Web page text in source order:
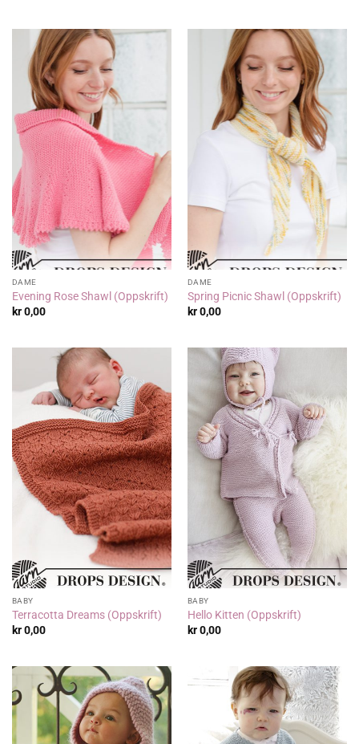
DAME
Evening Rose Shawl (Oppskrift)
kr0,00
DAME
Spring Picnic Shawl (Oppskrift)
kr0,00
BABY
Terracotta Dreams (Oppskrift)
kr0,00
BABY
Hello Kitten (Oppskrift)
kr0,00